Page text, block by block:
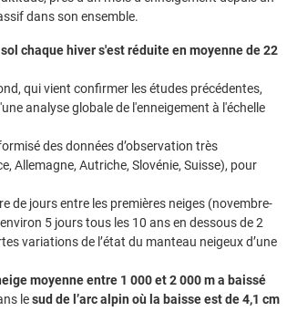
dans son ensemble.
chaque hiver s'est réduite en moyenne de 22
qui vient confirmer les études précédentes,
analyse globale de l'enneigement à l'échelle
des données d’observation très
Allemagne, Autriche, Slovénie, Suisse), pour
de jours entre les premières neiges (novembre-
5 jours tous les 10 ans en dessous de 2
variations de l’état du manteau neigeux d’une
moyenne entre 1 000 et 2 000 m a baissé
lesud de l’arc alpin où la baisse est de 4,1 cm